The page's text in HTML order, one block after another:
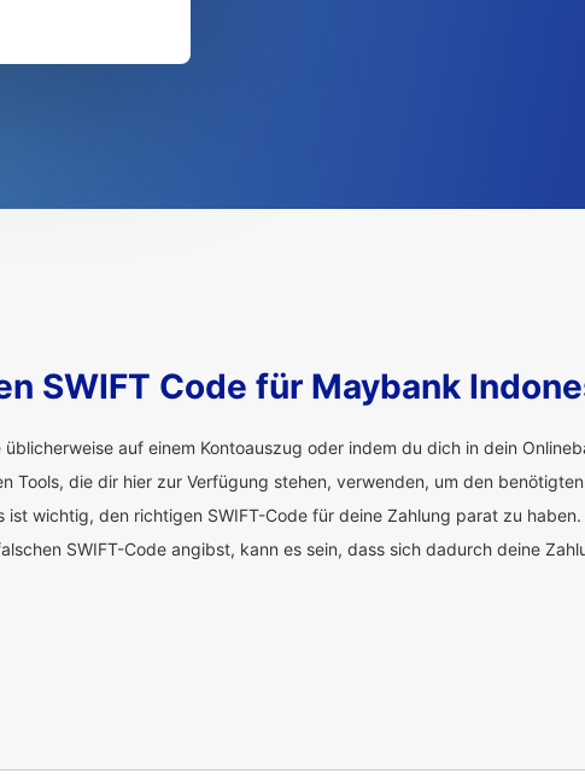
SWIFT Code für Maybank
auf einem Kontoauszug oder indem du dich in dein
Tools, die dir hier zur Verfügung stehen, verwenden, um den
ist wichtig, den richtigen SWIFT-Code für deine Zahlung parat zu
SWIFT-Code angibst, kann es sein, dass sich dadurch deine